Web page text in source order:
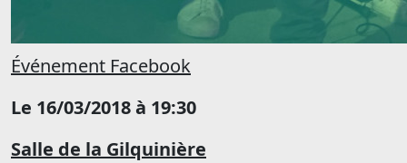
Événement Facebook
Le 16/03/2018 à 19:30
Salle de la Gilquinière